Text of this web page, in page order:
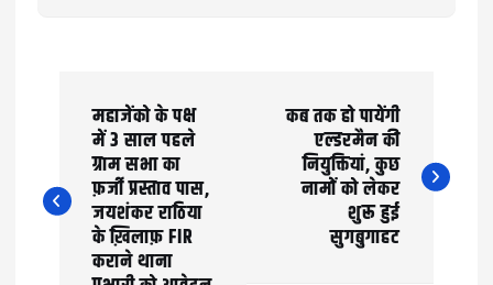
s
t
महाजेंको के पक्ष
में 3 साल पहले
ग्राम सभा का
फ़र्जी प्रस्ताव पास,
जयशंकर राठिया
के ख़िलाफ़ FIR
कराने थाना
कब तक हो पायेंगी
एल्डरमैन की
नियुक्तियां, कुछ
नामों को लेकर
शुरू हुई
सुगबुगाहट